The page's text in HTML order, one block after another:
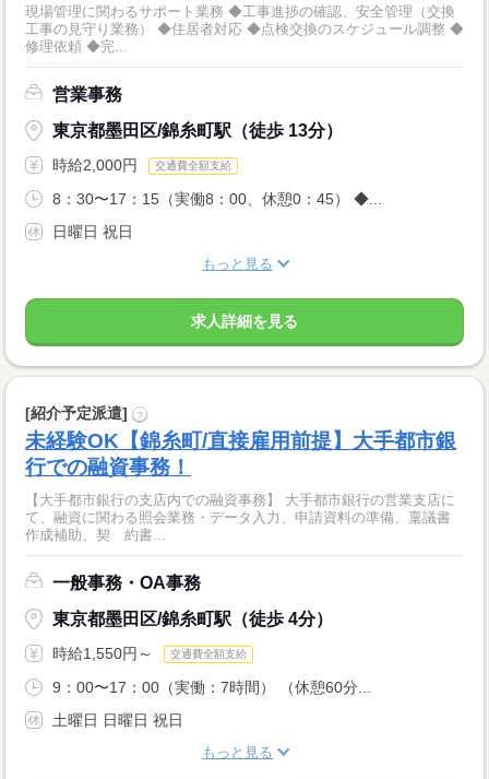
現場管理に関わるサポート業務 ◆工事進捗の確認、安全管理（交換
工事の見守り業務） ◆住居者対応 ◆点検交換のスケジュール調整 ◆
修理依頼 ◆完...
営業事務
東京都墨田区/錦糸町駅（徒歩 13分）
時給2,000円 交通費全額支給
8：30〜17：15（実働8：00、休憩0：45） ◆...
日曜日 祝日
もっと見る
求人詳細を見る
[紹介予定派遣] ?
未経験OK【錦糸町/直接雇用前提】大手都市銀
行での融資事務！
【大手都市銀行の支店内での融資事務】 大手都市銀行の営業支店に
て、融資に関わる照会業務・データ入力、申請資料の準備、稟議書
作成補助、契 約書...
一般事務・OA事務
東京都墨田区/錦糸町駅（徒歩 4分）
時給1,550円～ 交通費全額支給
9：00〜17：00（実働：7時間） （休憩60分...
土曜日 日曜日 祝日
もっと見る